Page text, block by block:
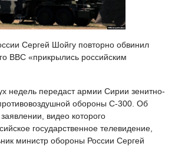
Сергей Шойгу повторно обвинил
ВВС «прикрылись российским
недель передаст армии Сирии зенитно-
обороны С-300. Об
видео которого
государственное телевидение,
министр обороны России Сергей